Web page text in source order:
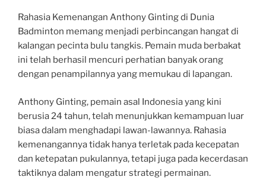
Rahasia Kemenangan Anthony Ginting di Dunia
Badminton memang menjadi perbincangan hangat di
kalangan pecinta bulu tangkis. Pemain muda berbakat
ini telah berhasil mencuri perhatian banyak orang
dengan penampilannya yang memukau di lapangan.
Anthony Ginting, pemain asal Indonesia yang kini
berusia 24 tahun, telah menunjukkan kemampuan luar
biasa dalam menghadapi lawan-lawannya. Rahasia
kemenangannya tidak hanya terletak pada kecepatan
dan ketepatan pukulannya, tetapi juga pada kecerdasan
taktiknya dalam mengatur strategi permainan.